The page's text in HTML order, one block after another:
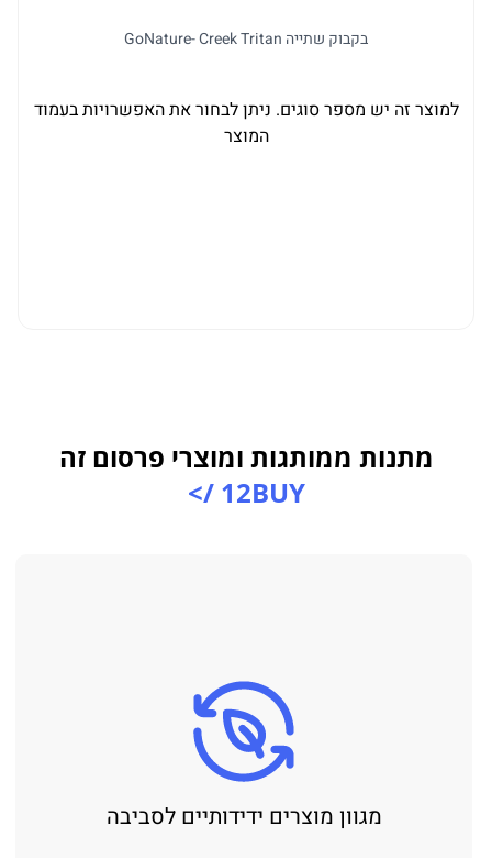
בקבוק שתייה GoNature- Creek Tritan
למוצר זה יש מספר סוגים. ניתן לבחור את האפשרויות בעמוד
המוצר
מתנות ממותגות ומוצרי פרסום זה
12BUY />
מגוון מוצרים ידידותיים לסביבה